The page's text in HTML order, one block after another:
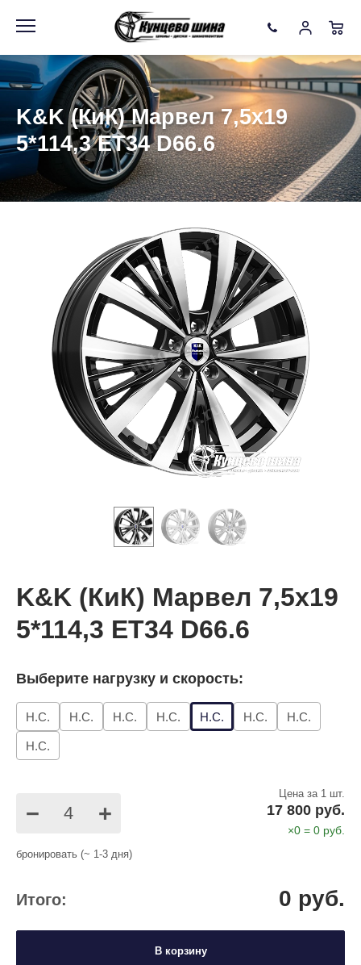
K&K (КиК) Марвел 7,5x19
5*114,3 ET34 D66.6
K&K (КиК) Марвел 7,5x19
5*114,3 ET34 D66.6
Выберите нагрузку и скорость:
Н.С. Н.С. Н.С. Н.С. Н.С. Н.С. Н.С.
Н.С.
− +
Цена за 1 шт.
17 800 руб.
×0 = 0 руб.
бронировать (~ 1-3 дня)
Итого: 0 руб.
В корзину
Информация Фото товара